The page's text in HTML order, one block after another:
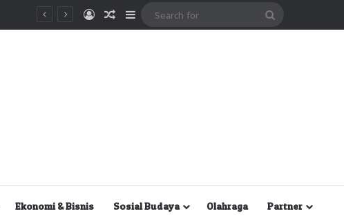
MasukRandom Article
Sidebar
Ekonomi & Bisnis Sosial Budaya Olahraga Partner